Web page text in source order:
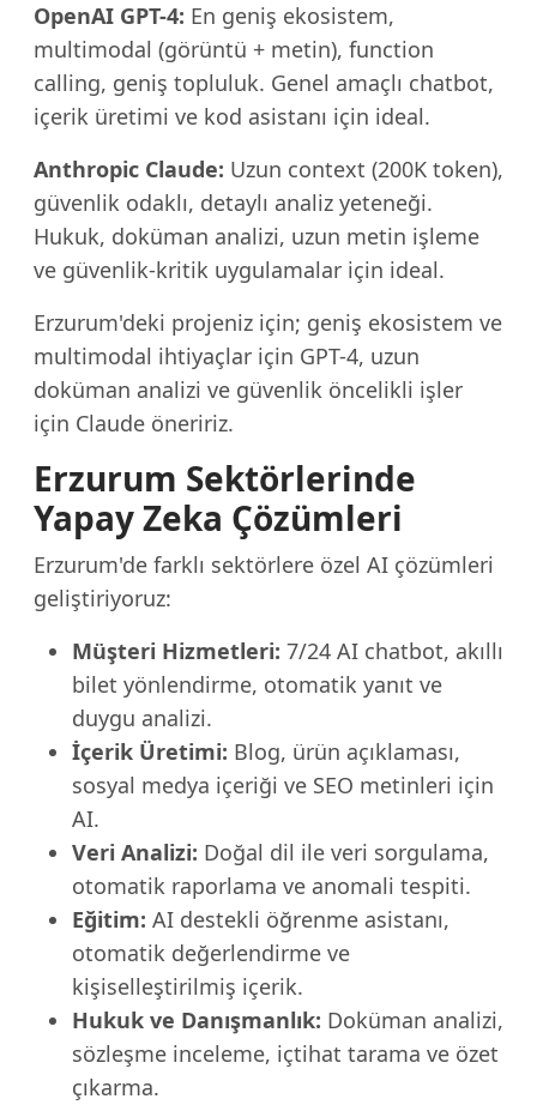
OpenAI GPT-4: En geniş ekosistem,
multimodal (görüntü + metin), function
calling, geniş topluluk. Genel amaçlı chatbot,
içerik üretimi ve kod asistanı için ideal.
Anthropic Claude: Uzun context (200K token),
güvenlik odaklı, detaylı analiz yeteneği.
Hukuk, doküman analizi, uzun metin işleme
ve güvenlik-kritik uygulamalar için ideal.
Erzurum'deki projeniz için; geniş ekosistem ve
multimodal ihtiyaçlar için GPT-4, uzun
doküman analizi ve güvenlik öncelikli işler
için Claude öneririz.
Erzurum Sektörlerinde
Yapay Zeka Çözümleri
Erzurum'de farklı sektörlere özel AI çözümleri
geliştiriyoruz:
Müşteri Hizmetleri: 7/24 AI chatbot, akıllı
bilet yönlendirme, otomatik yanıt ve
duygu analizi.
İçerik Üretimi: Blog, ürün açıklaması,
sosyal medya içeriği ve SEO metinleri için
AI.
Veri Analizi: Doğal dil ile veri sorgulama,
otomatik raporlama ve anomali tespiti.
Eğitim: AI destekli öğrenme asistanı,
otomatik değerlendirme ve
kişiselleştirilmiş içerik.
Hukuk ve Danışmanlık: Doküman analizi,
sözleşme inceleme, içtihat tarama ve özet
çıkarma.